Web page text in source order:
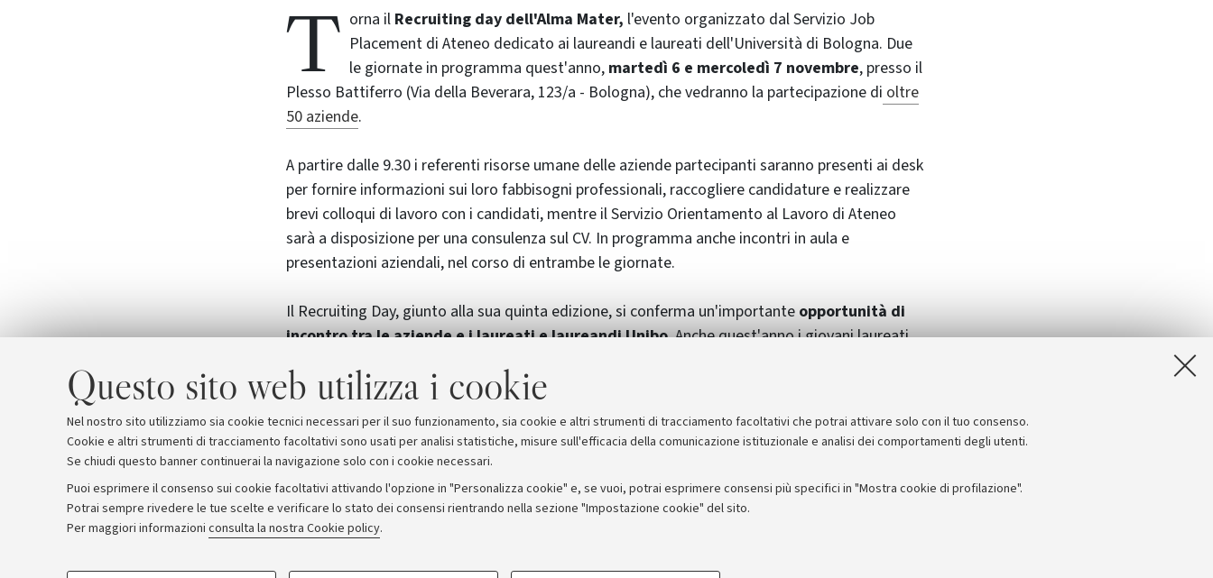
Questo sito web utilizza i cookie
Nel nostro sito utilizziamo sia cookie tecnici necessari per il suo funzionamento, sia cookie e altri strumenti di tracciamento facoltativi che potrai attivare solo con il tuo consenso.
Cookie e altri strumenti di tracciamento facoltativi sono usati per analisi statistiche, misure sull'efficacia della comunicazione istituzionale e analisi dei comportamenti degli utenti.
Se chiudi questo banner continuerai la navigazione solo con i cookie necessari.
Puoi esprimere il consenso sui cookie facoltativi attivando l'opzione in "Personalizza cookie" e, se vuoi, potrai esprimere consensi più specifici in "Mostra cookie di profilazione".
Potrai sempre rivedere le tue scelte e verificare lo stato dei consensi rientrando nella sezione "Impostazione cookie" del sito.
Per maggiori informazioni consulta la nostra Cookie policy.
T orna il Recruiting day dell'Alma Mater, l'evento organizzato dal Servizio Job
Placement di Ateneo dedicato ai laureandi e laureati dell'Università di Bologna. Due
le giornate in programma quest'anno, martedì 6 e mercoledì 7 novembre, presso il
Plesso Battiferro (Via della Beverara, 123/a - Bologna), che vedranno la partecipazione di oltre
50 aziende.
A partire dalle 9.30 i referenti risorse umane delle aziende partecipanti saranno presenti ai desk
per fornire informazioni sui loro fabbisogni professionali, raccogliere candidature e realizzare
brevi colloqui di lavoro con i candidati, mentre il Servizio Orientamento al Lavoro di Ateneo
sarà a disposizione per una consulenza sul CV. In programma anche incontri in aula e
presentazioni aziendali, nel corso di entrambe le giornate.
Il Recruiting Day, giunto alla sua quinta edizione, si conferma un'importante opportunità di
incontro tra le aziende e i laureati e laureandi Unibo. Anche quest'anno i giovani laureati
realtà aziendali a cui sono interessati e/o scoprirne di nuove, instaurare primi rapporti lavorativi
Archivio Comunicati stampa Redazione Rassegna stampa